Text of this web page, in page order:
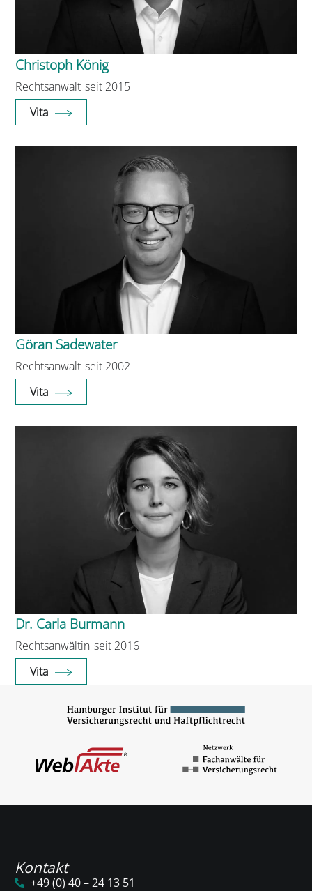
Christoph König
Rechtsanwalt seit 2015
Vita
Göran Sadewater
Rechtsanwalt seit 2002
Vita
Dr. Carla Burmann
Rechtsanwältin seit 2016
Vita
Kontakt
+49 (0) 40 – 24 13 51